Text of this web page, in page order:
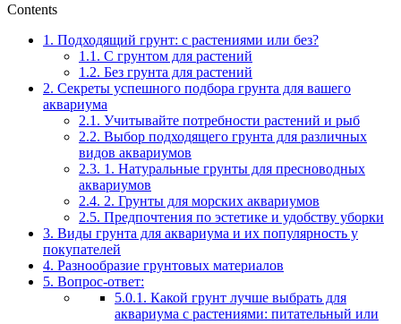
Contents
1. Подходящий грунт: с растениями или без?
1.1. С грунтом для растений
1.2. Без грунта для растений
2. Секреты успешного подбора грунта для вашего
аквариума
2.1. Учитывайте потребности растений и рыб
2.2. Выбор подходящего грунта для различных
видов аквариумов
2.3. 1. Натуральные грунты для пресноводных
аквариумов
2.4. 2. Грунты для морских аквариумов
2.5. Предпочтения по эстетике и удобству уборки
3. Виды грунта для аквариума и их популярность у
покупателей
4. Разнообразие грунтовых материалов
5. Вопрос-ответ:
5.0.1. Какой грунт лучше выбрать для
аквариума с растениями: питательный или